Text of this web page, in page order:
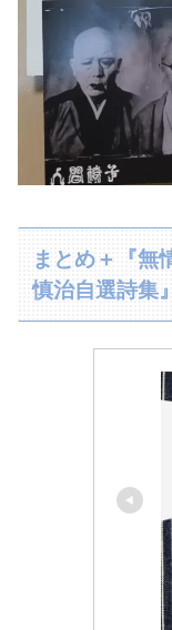
まとめ＋『無
慎治自選詩集